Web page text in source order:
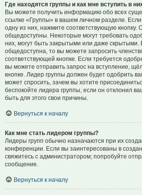
Где находятся группы и как мне вступить в
Вы можете получить информацию обо всех
ссылке «Группы» в вашем личном разделе. Если
одну из них, нажмите соответствующую кнопку.
общедоступны. Некоторые могут требовать
них, могут быть закрытыми или даже скрытыми.
общедоступна, то вы можете запросить
соответствующей кнопке. Если требуется
вы можете отправить запрос на вступление,
кнопке. Лидер группы должен будет одобрить
может спросить, зачем вы хотите
беспокойте лидера группы, если он отклонил
быть для этого свои причины.
Вернуться к началу
Как мне стать лидером группы?
Лидеры групп обычно назначаются при их
конференции. Если вы заинтересованы в
свяжитесь с администратором; попробуйте
сообщение.
Вернуться к началу